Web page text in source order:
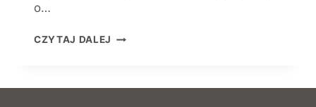
o…
CZYTAJ DALEJ PATENTY